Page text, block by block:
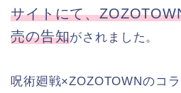
サイトにて、
売の告知がされました。
呪術廻戦×ZOZOTOWNのコ